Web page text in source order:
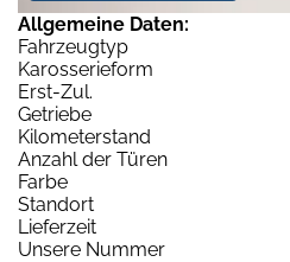
Allgemeine Daten:
Fahrzeugtyp
Karosserieform
Erst-Zul.
Getriebe
Kilometerstand
Anzahl der Türen
Farbe
Standort
Lieferzeit
Unsere Nummer